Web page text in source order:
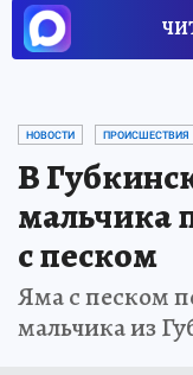
НОВОСТИ ПРОИСШЕСТВИЯ
В
мальчика
с песком
Яма с песком
мальчика из